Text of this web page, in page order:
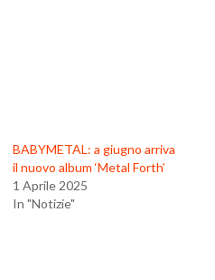
BABYMETAL: a giugno arriva
il nuovo album ‘Metal Forth’
1 Aprile 2025
In "Notizie"